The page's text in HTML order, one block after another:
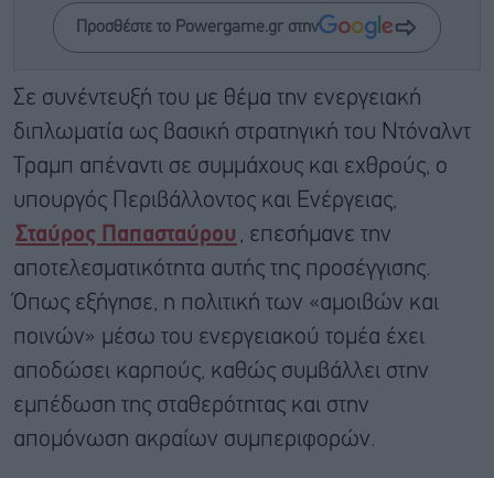
Προσθέστε το Powergame.gr στην
Σε συνέντευξή του με θέμα την ενεργειακή
διπλωματία ως βασική στρατηγική του Ντόναλντ
Τραμπ απέναντι σε συμμάχους και εχθρούς, ο
υπουργός Περιβάλλοντος και Ενέργειας,
Σταύρος Παπασταύρου
, επεσήμανε την
αποτελεσματικότητα αυτής της προσέγγισης.
Όπως εξήγησε, η πολιτική των «αμοιβών και
ποινών» μέσω του ενεργειακού τομέα έχει
αποδώσει καρπούς, καθώς συμβάλλει στην
εμπέδωση της σταθερότητας και στην
απομόνωση ακραίων συμπεριφορών.